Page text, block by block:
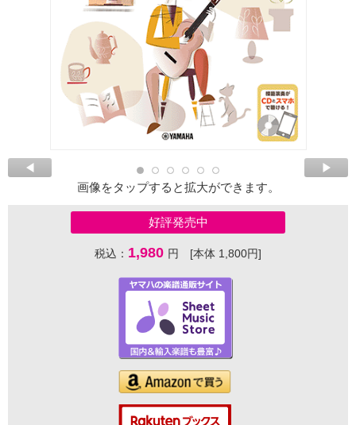
画像をタップすると拡大ができます。
好評発売中
税込： 1,980 円 [本体 1,800円]